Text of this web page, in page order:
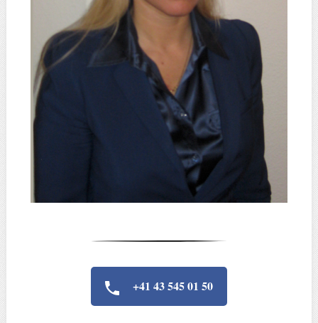
+41 43 545 01 50